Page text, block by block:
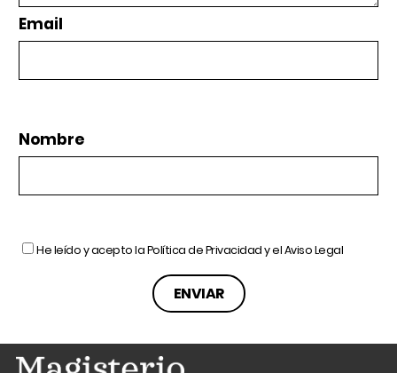
Email
Nombre
He leído y acepto laPolítica de Privacidady elAviso Legal